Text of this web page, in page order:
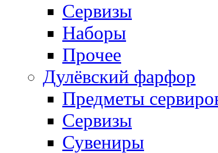
Сервизы
Наборы
Прочее
Дулёвский фарфор
Предметы
Сервизы
Сувениры